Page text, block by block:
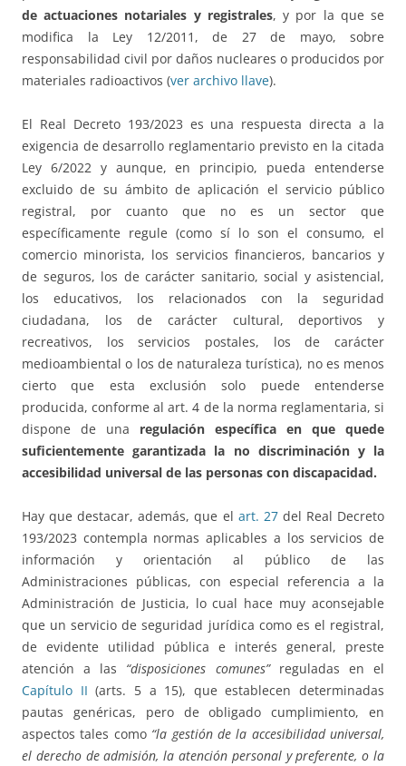
de actuaciones notariales y registrales, y por la que se
modifica la Ley 12/2011, de 27 de mayo, sobre
responsabilidad civil por daños nucleares o producidos por
materiales radioactivos (ver archivo llave).
El Real Decreto 193/2023 es una respuesta directa a la
exigencia de desarrollo reglamentario previsto en la citada
Ley 6/2022 y aunque, en principio, pueda entenderse
excluido de su ámbito de aplicación el servicio público
registral, por cuanto que no es un sector que
específicamente regule (como sí lo son el consumo, el
comercio minorista, los servicios financieros, bancarios y
de seguros, los de carácter sanitario, social y asistencial,
los educativos, los relacionados con la seguridad
ciudadana, los de carácter cultural, deportivos y
recreativos, los servicios postales, los de carácter
medioambiental o los de naturaleza turística), no es menos
cierto que esta exclusión solo puede entenderse
producida, conforme al art. 4 de la norma reglamentaria, si
dispone de una regulación específica en que quede
suficientemente garantizada la no discriminación y la
accesibilidad universal de las personas con discapacidad.
Hay que destacar, además, que el art. 27del Real Decreto
193/2023 contempla normas aplicables a los servicios de
información y orientación al público de las
Administraciones públicas, con especial referencia a la
Administración de Justicia, lo cual hace muy aconsejable
que un servicio de seguridad jurídica como es el registral,
de evidente utilidad pública e interés general, preste
atención a las “disposiciones comunes”reguladas en el
Capítulo II (arts. 5 a 15), que establecen determinadas
pautas genéricas, pero de obligado cumplimiento, en
aspectos tales como “la gestión de la accesibilidad universal,
el derecho de admisión, la atención personal y preferente, o la